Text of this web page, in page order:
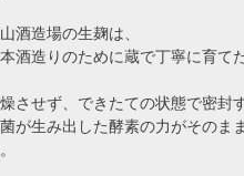
酒造場の生麹は、
酒造りのために蔵で丁寧に育て
させず、できたての状態で密封
が生み出した酵素の力がそのま